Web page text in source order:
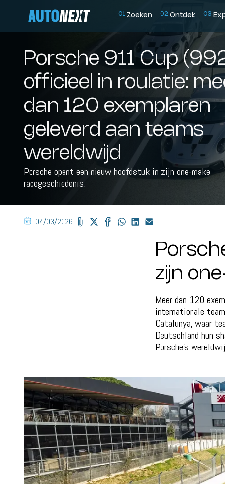
01 Zoeken 02 Ontdek 03
Porsche 911 Cup
officieel in roulatie:
dan 120 exemplaren
geleverd aan teams
wereldwijd
Porsche opent een nieuw hoofdstuk in zijn one-make
racegeschiedenis.
04/03/2026
zijn
Meer dan 120
internationale
Catalunya, waar
Deutschland hun
Porsche’s